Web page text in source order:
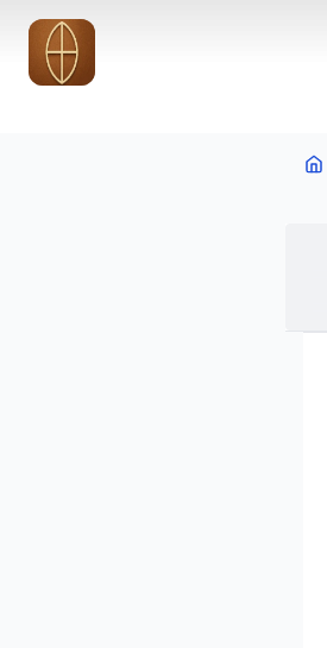
Vai al contenuto principale
Vai al contenuto principale